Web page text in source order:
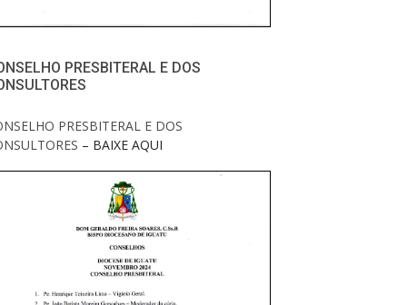
PRESBITERAL E DOS
PRESBITERAL E DOS
– BAIXE AQUI